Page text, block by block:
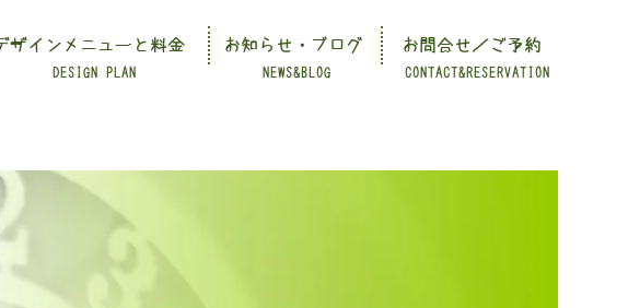
CONTACT&RESERVATION
DESIGN PLAN NEWS&BLOG
ザインメニューと料金 お知らせ・ブログ お問合せ／ご予約